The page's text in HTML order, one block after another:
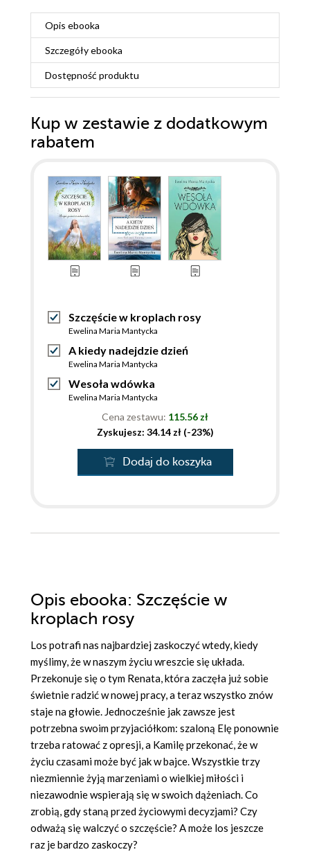
Opis ebooka
Szczegółyebooka
Dostępność produktu
Kup w zestawie z dodatkowym
rabatem
Szczęście w kroplach rosy
Ewelina Maria Mantycka
A kiedy nadejdzie dzień
Ewelina Maria Mantycka
Wesoła wdówka
Ewelina Maria Mantycka
Cena zestawu: 115.56 zł
Zyskujesz: 34.14 zł (-23%)
Dodaj do koszyka
Opis ebooka: Szczęście w
kroplach rosy
Los potrafi nas najbardziej zaskoczyć wtedy, kiedy
myślimy, że w naszym życiu wreszcie się układa.
Przekonuje się o tym Renata, która zaczęła już sobie
świetnie radzić w nowej pracy, a teraz wszystko znów
staje na głowie. Jednocześnie jak zawsze jest
potrzebna swoim przyjaciółkom: szaloną Elę ponownie
trzeba ratować z opresji, a Kamilę przekonać, że w
życiu czasami może być jak w bajce. Wszystkie trzy
niezmiennie żyją marzeniami o wielkiej miłości i
niezawodnie wspierają się w swoich dążeniach. Co
zrobią, gdy staną przed życiowymi decyzjami? Czy
odważą się walczyć o szczęście? A może los jeszcze
raz je bardzo zaskoczy?